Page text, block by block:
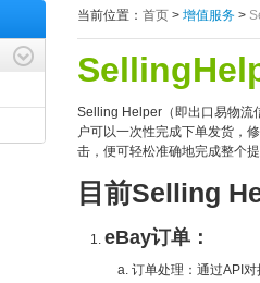
当前位置： 首页 > 增值服务 >
Selling Helper（即出口易物流
户可以一次性完成下单发货，
击，便可轻松准确地完成整个
目前Selling
eBay订单：
订单处理：通过API